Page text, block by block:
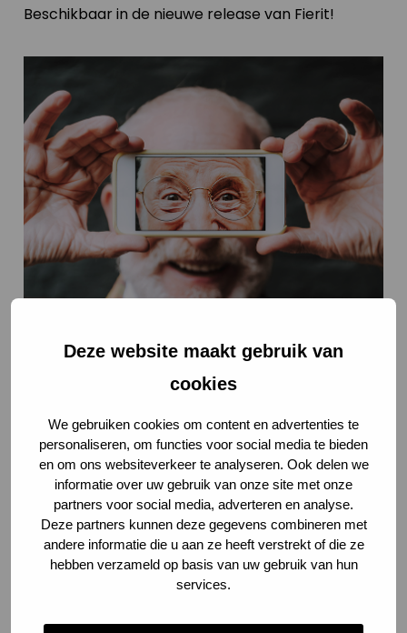
Deze website maakt gebruik van
cookies
We gebruiken cookies om content en advertenties te
personaliseren, om functies voor social media te bieden
en om ons websiteverkeer te analyseren. Ook delen we
informatie over uw gebruik van onze site met onze
partners voor social media, adverteren en analyse.
Deze partners kunnen deze gegevens combineren met
andere informatie die u aan ze heeft verstrekt of die ze
hebben verzameld op basis van uw gebruik van hun
services.
Beschikbaar in de nieuwe release van Fierit!
Wij zijn CareQ
De slimme oplossing voor grip op wachtlijsten.
Innovatief en efficiënt
Realtime inzicht, data-analyse en betere